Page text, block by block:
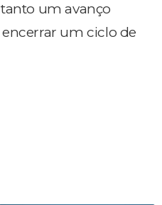
um avanço
um ciclo de